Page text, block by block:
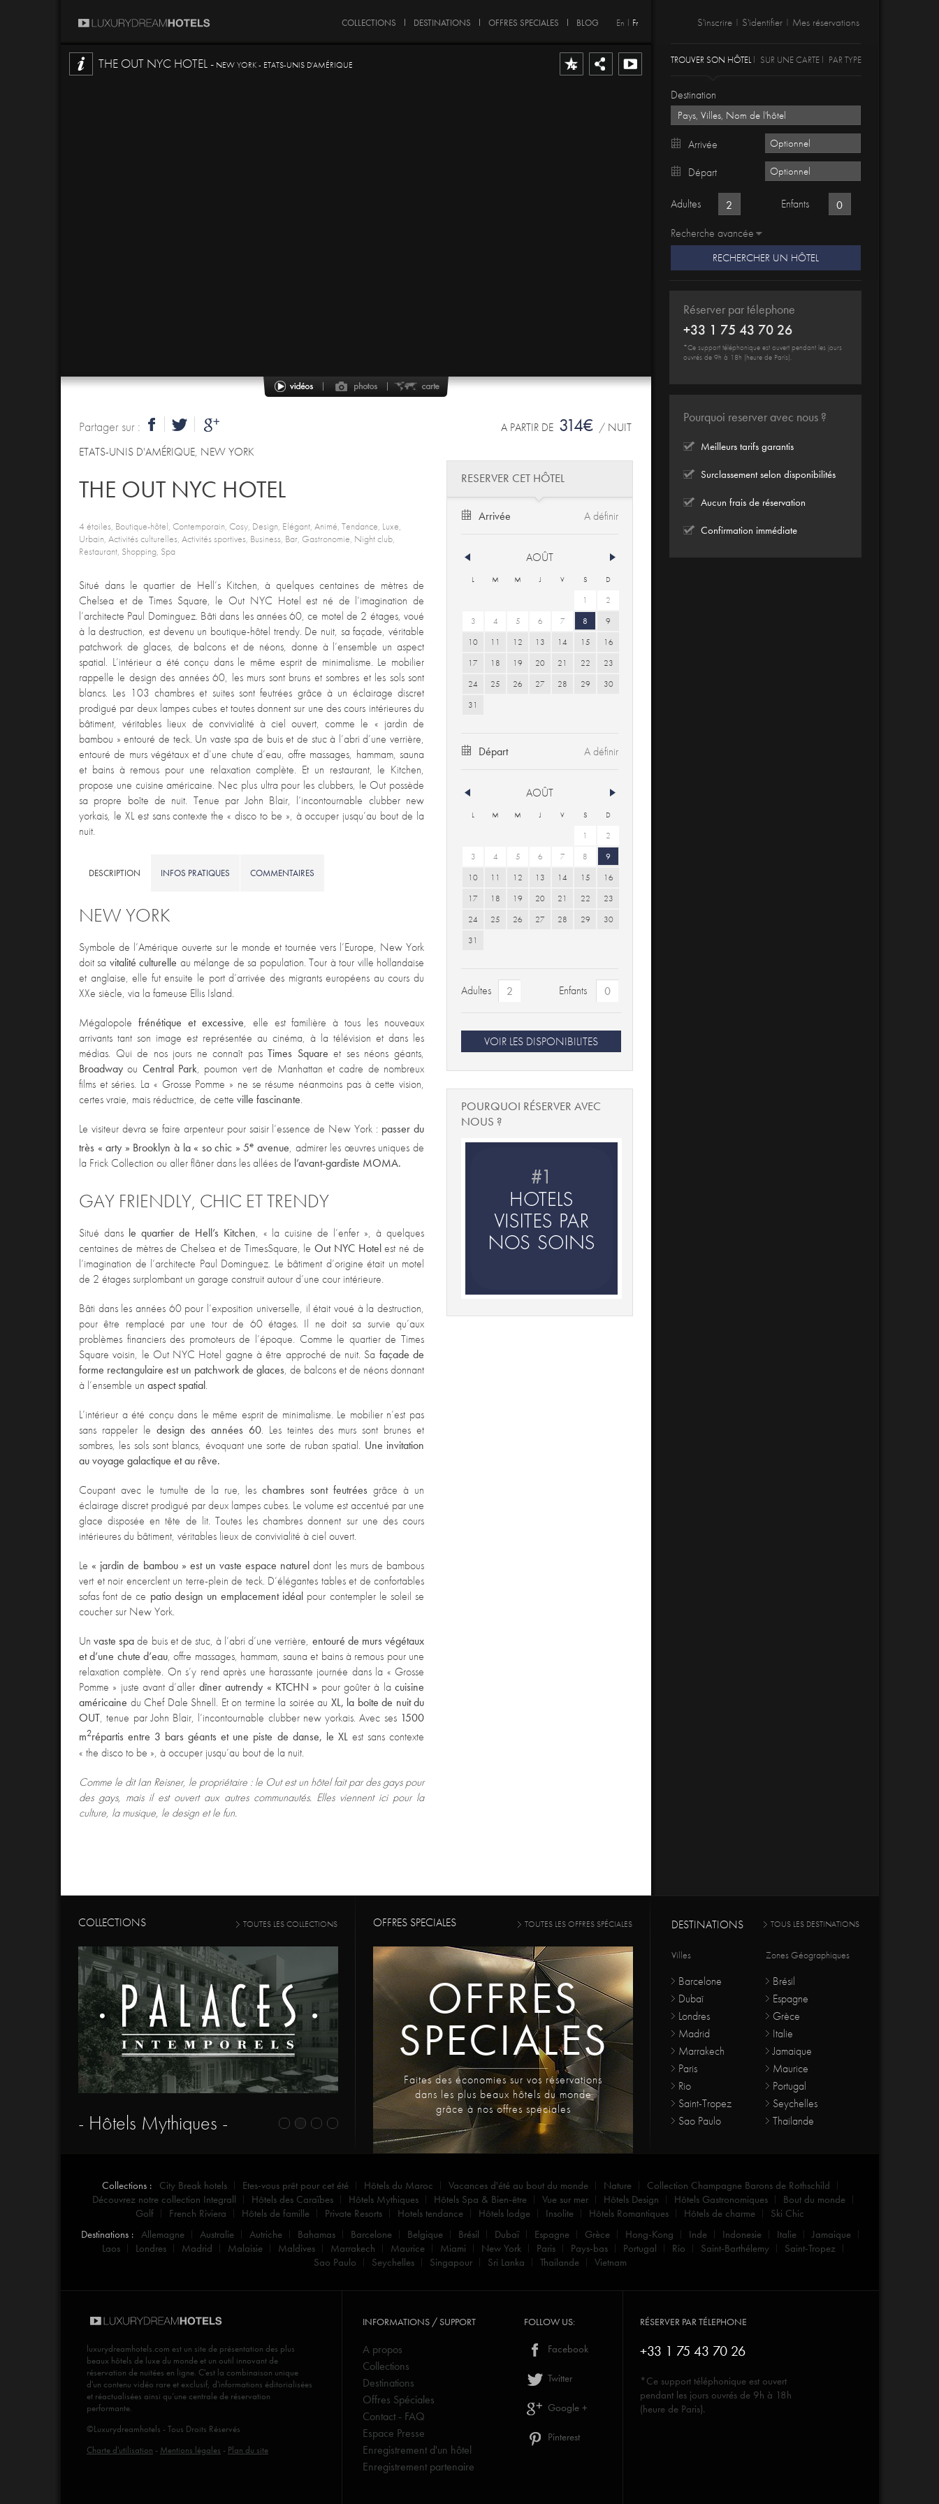
COLLECTIONS DESTINATIONS OFFRES SPECIALES BLOG En Fr S'inscrire | S'identifier | Mes réservations
THE OUT NYC HOTEL - NEW YORK - ETATS-UNIS D'AMÉRIQUE
A PARTIR DE 314€ / NUIT
Partager sur :
ETATS-UNIS D'AMÉRIQUE, NEW YORK
THE OUT NYC HOTEL
4 étoiles, Boutique-hôtel, Contemporain, Cosy, Design, Elégant, Animé, Tendance, Luxe,
Urbain, Activités culturelles, Activités sportives, Business, Bar, Gastronomie, Night club,
Restaurant, Shopping, Spa
Situé dans le quartier de Hell’s Kitchen, à quelques centaines de mètres de
Chelsea et de Times Square, le Out NYC Hotel est né de l’imagination de
l’architecte Paul Dominguez. Bâti dans les années 60, ce motel de 2 étages, voué
à la destruction, est devenu un boutique-hôtel trendy. De nuit, sa façade, véritable
patchwork de glaces, de balcons et de néons, donne à l’ensemble un aspect
spatial. L’intérieur a été conçu dans le même esprit de minimalisme. Le mobilier
rappelle le design des années 60, les murs sont bruns et sombres et les sols sont
blancs. Les 103 chambres et suites sont feutrées grâce à un éclairage discret
prodigué par deux lampes cubes et toutes donnent sur une des cours intérieures du
bâtiment, véritables lieux de convivialité à ciel ouvert, comme le « jardin de
bambou » entouré de teck. Un vaste spa de buis et de stuc à l’abri d’une verrière,
entouré de murs végétaux et d’une chute d’eau, offre massages, hammam, sauna
et bains à remous pour une relaxation complète. Et un restaurant, le Kitchen,
propose une cuisine américaine. Nec plus ultra pour les clubbers, le Out possède
sa propre boîte de nuit. Tenue par John Blair, l’incontournable clubber new
yorkais, le XL est sans contexte the « disco to be », à occuper jusqu’au bout de la
nuit.
DESCRIPTION INFOS PRATIQUES COMMENTAIRES
NEW YORK
Symbole de l’Amérique ouverte sur le monde et tournée vers l’Europe, New York
doit sa vitalité culturelle au mélange de sa population. Tour à tour ville hollandaise
et anglaise, elle fut ensuite le port d’arrivée des migrants européens au cours du
XXe siècle, via la fameuse Ellis Island.
Mégalopole frénétique et excessive, elle est familière à tous les nouveaux
arrivants tant son image est représentée au cinéma, à la télévision et dans les
médias. Qui de nos jours ne connaît pasTimes Square et ses néons géants,
Broadway ou Central Park, poumon vert de Manhattan et cadre de nombreux
films et séries. La « Grosse Pomme » ne se résume néanmoins pas à cette vision,
certes vraie, mais réductrice, de cette ville fascinante.
Le visiteur devra se faire arpenteur pour saisir l’essence de New York : passer du
très « arty » Brooklyn à la « so chic » 5e avenue, admirer les œuvres uniques de
la Frick Collection ou aller flâner dans les allées de l’avant-gardiste MOMA.
GAY FRIENDLY, CHIC ET TRENDY
Situé dansle quartier de Hell’s Kitchen, « la cuisine de l’enfer », à quelques
centaines de mètres de Chelsea et de TimesSquare, leOut NYC Hotelest né de
l’imagination de l’architecte Paul Dominguez. Le bâtiment d’origine était un motel
de 2 étages surplombant un garage construit autour d’une cour intérieure.
Bâti dans les années 60 pour l’exposition universelle, il était voué à la destruction,
pour être remplacé par une tour de 60 étages. Il ne doit sa survie qu’aux
problèmes financiers des promoteurs de l’époque. Comme le quartier de Times
Square voisin, le Out NYC Hotel gagne à être approché de nuit. Sa façade de
forme rectangulaire est un patchwork de glaces, de balcons et de néons donnant
à l’ensemble un aspect spatial.
L’intérieur a été conçu dans le même esprit de minimalisme. Le mobilier n’est pas
sans rappeler le design des années 60. Les teintes des murs sont brunes et
sombres, les sols sont blancs, évoquant une sorte de ruban spatial. Une invitation
au voyage galactique et au rêve.
Coupant avec le tumulte de la rue, leschambres sont feutrées grâce à un
éclairage discret prodigué par deux lampes cubes. Le volume est accentué par une
glace disposée en tête de lit. Toutes les chambres donnent sur une des cours
intérieures du bâtiment, véritables lieux de convivialité à ciel ouvert.
Le « jardin de bambou » est un vaste espace naturel dont les murs de bambous
vert et noir encerclent un terre-plein de teck. D’élégantes tables et de confortables
sofas font de ce patio design un emplacement idéal pour contempler le soleil se
coucher sur New York.
Unvaste spade buis et de stuc, à l’abri d’une verrière, entouré de murs végétaux
et d’une chute d’eau, offre massages, hammam, sauna et bains à remous pour une
relaxation complète. On s’y rend après une harassante journée dans la « Grosse
Pomme » juste avant d’aller dîner autrendy « KTCHN » pour goûter à lacuisine
américaine du Chef Dale Shnell. Et on termine la soirée au XL, la boîte de nuit du
OUT, tenue par John Blair, l’incontournable clubber new yorkais. Avec ses 1500
m2répartis entre 3 bars géants et une piste de danse, le XLest sans contexte
« the disco to be », à occuper jusqu’au bout de la nuit.
Comme le dit Ian Reisner, le propriétaire : le Out est un hôtel fait par des gays pour
des gays, mais il est ouvert aux autres communautés. Elles viennent ici pour la
culture, la musique, le design et le fun.
RESERVER CET HÔTEL
Arrivée
AOÛT
L M M J V S D
1
2
3
4 5 6 7 8
9
10
11 12 13 14 15
16
17
18 19 20 21 22
23
24
25 26 27 28 29
30
31
Départ
AOÛT
L M M J V S D
1
2
3
4 5 6 7 8
9
10
11 12 13 14 15
16
17
18 19 20 21 22
23
24
25 26 27 28 29
30
31
Adultes Enfants
VOIR LES DISPONIBILITES
POURQUOI RÉSERVER AVEC
NOUS ?
TROUVER SON HÔTEL SUR UNE CARTE PAR TYPE
Destination
Arrivée
Départ
Adultes
Enfants
Recherche avancée
RECHERCHER UN HÔTEL
Réserver par télephone
+33 1 75 43 70 26
*Ce support téléphonique est ouvert pendant les jours
ouvrés de 9h à 18h (heure de Paris).
Pourquoi reserver avec nous ?
Meilleurs tarifs garantis
Surclassement selon disponibilités
Aucun frais de réservation
Confirmation immédiate
COLLECTIONS TOUTES LES COLLECTIONS
- Hôtels Mythiques -
OFFRES SPECIALES TOUTES LES OFFRES SPÉCIALES
OFFRES
SPECIALES
Faites des économies sur vos réservations
dans les plus beaux hôtels du monde
grâce à nos offres spéciales
DESTINATIONS TOUS LES DESTINATIONS
Villes
Barcelone
Dubaï
Londres
Madrid
Marrakech
Paris
Rio
Saint-Tropez
Sao Paulo
Zones Géographiques
Brésil
Espagne
Grèce
Italie
Jamaique
Maurice
Portugal
Seychelles
Thailande
Collections : City Break hotels Etes-vous prêt pour cet été Hôtels du Maroc Vacances d'été au bout du monde Nature
Collection Champagne Barons de Rothschild
Découvrez notre collection Integrall
Hôtels des Caraïbes Hôtels Mythiques Hôtels Spa & Bien-être Vue sur mer Hôtels Design Hôtels Gastronomiques
Bout du monde
Golf
French Riviera Hôtels de famille Private Resorts Hotels tendance Hôtels lodge Insolite Hôtels Romantiques Hôtels de charme
Ski Chic
Destinations : Allemagne Australie Autriche Bahamas Barcelone Belgique Brésil Dubaï Espagne Grèce Hong-Kong Inde Indonesie Italie
Jamaique
Laos
Londres Madrid Malaisie Maldives Marrakech Maurice Miami New York Paris Pays-bas Portugal Rio Saint-Barthélemy
Saint-Tropez
Sao Paulo
Seychelles Singapour Sri Lanka Thailande Vietnam
luxurydreamhotels.com est un site de présentation des plus
beaux hôtels de luxe du monde et un outil innovant de
réservation de nuitées en ligne. C'est la combinaison unique
d'un contenu vidéo rare et exclusif, d'informations éditorialisées
et réactualisées ainsi qu’une centrale de réservation
performante.
©Luxurydreamhotels - Tous Droits Réservés
Charte d'utilisation - Mentions légales - Plan du site
INFORMATIONS / SUPPORT
A propos
Collections
Destinations
Offres Spéciales
Contact - FAQ
Espace Presse
Enregistrement d'un hôtel
Enregistrement partenaire
FOLLOW US:
Facebook
Twitter
Google +
Pinterest
RÉSERVER PAR TÉLEPHONE
+33 1 75 43 70 26
*Ce support téléphonique est ouvert
pendant les jours ouvrés de 9h à 18h
(heure de Paris).